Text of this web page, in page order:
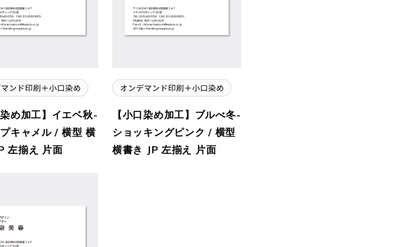
染め加工】イエベ秋-
キャメル / 横型 横
左揃え 片面
【小口染め加工】ブルべ冬-
ショッキングピンク / 横型
横書き JP 左揃え 片面